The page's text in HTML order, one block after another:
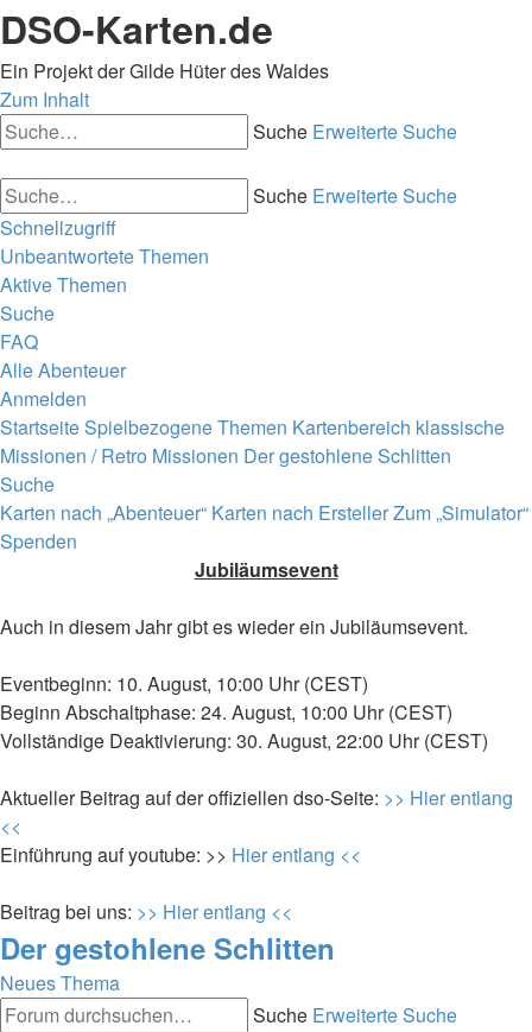
DSO-Karten.de
Ein Projekt der Gilde Hüter des Waldes
Zum Inhalt
Suche Erweiterte Suche
Suche Erweiterte Suche
Schnellzugriff
Unbeantwortete Themen
Aktive Themen
Suche
FAQ
Alle Abenteuer
Anmelden
StartseiteSpielbezogene Themen Kartenbereich klassische
Missionen / Retro Missionen Der gestohlene Schlitten
Suche
Karten nach „Abenteuer“ Karten nach ErstellerZum „Simulator“
Spenden
Jubiläumsevent
Auch in diesem Jahr gibt es wieder ein Jubiläumsevent.
Eventbeginn: 10. August, 10:00 Uhr (CEST)
Beginn Abschaltphase: 24. August, 10:00 Uhr (CEST)
Vollständige Deaktivierung: 30. August, 22:00 Uhr (CEST)
Aktueller Beitrag auf der offiziellen dso-Seite: >> Hier entlang
<<
Einführung auf youtube: >> Hier entlang <<
Beitrag bei uns: >> Hier entlang <<
Der gestohlene Schlitten
Neues Thema
Suche Erweiterte Suche